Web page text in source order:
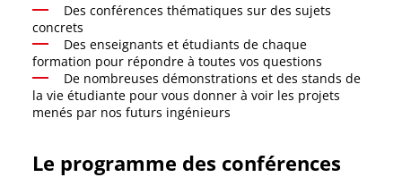
Des conférences thématiques sur des sujets
concrets
Des enseignants et étudiants de chaque
formation pour répondre à toutes vos questions
De nombreuses démonstrations et des stands de
la vie étudiante pour vous donner à voir les projets
menés par nos futurs ingénieurs
Le programme des conférences